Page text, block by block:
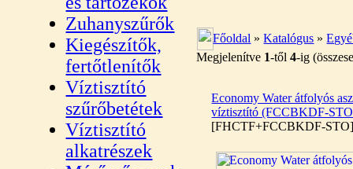
Zuhanyszűrők
Kiegészítők,
fertőtlenítők
Víztisztító
szűrőbetétek
Víztisztító
alkatrészek
Főoldal »Katalógus »
Megjelenítve 1-től4-ig
Economy Water átfolyós
víztisztító (FCCBKDF-
[FHCTF+FCCBKDF-